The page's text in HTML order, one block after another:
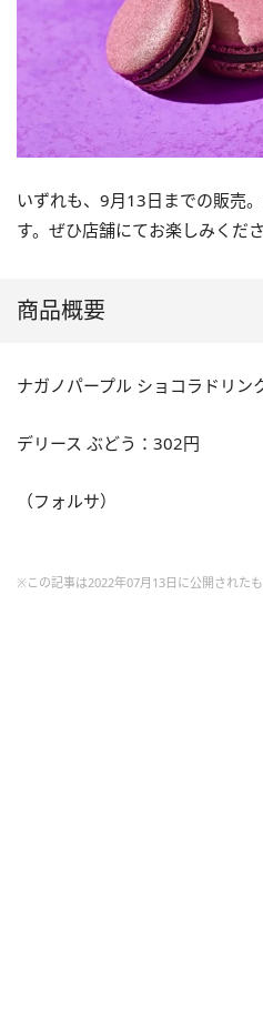
いずれも、9月13日までの販売
す。ぜひ店舗にてお楽しみくださ
商品概要
ナガノパープル ショコラドリン
デリース ぶどう：302円
（フォルサ）
※この記事は2022年07月13日に公開された